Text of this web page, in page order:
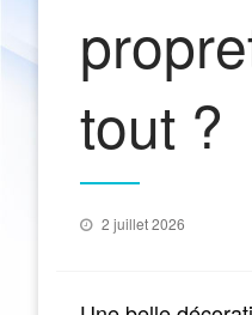
tout ?
Posted
2 juillet 2026